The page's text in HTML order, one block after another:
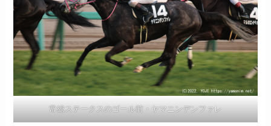
常総ステークスのゴール前・ヤマニンデンファレ